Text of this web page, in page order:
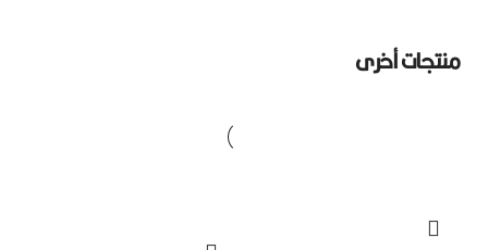
أخرى